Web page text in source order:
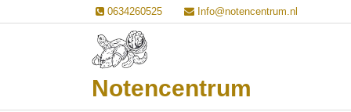
naar
0634260525 Info@notencentrum.nl
Notencentrum